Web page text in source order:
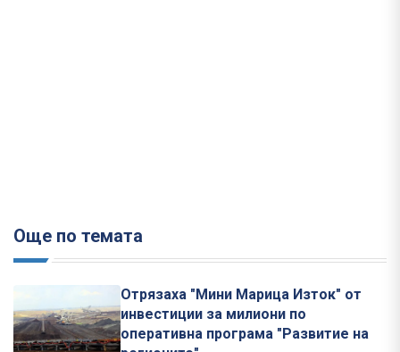
Още по темата
Отрязаха "Мини Марица Изток" от
инвестиции за милиони по
оперативна програма "Развитие на